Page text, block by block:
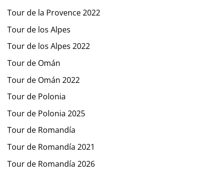
Tour de la Provence 2022
Tour de los Alpes
Tour de los Alpes 2022
Tour de Omán
Tour de Omán 2022
Tour de Polonia
Tour de Polonia 2025
Tour de Romandía
Tour de Romandía 2021
Tour de Romandía 2026